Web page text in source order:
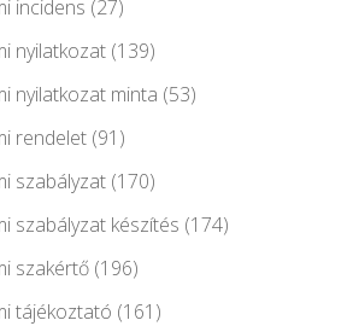
incidens (27)
nyilatkozat (139)
nyilatkozat minta (53)
rendelet (91)
szabályzat (170)
szabályzat készítés (174)
szakértő (196)
tájékoztató (161)